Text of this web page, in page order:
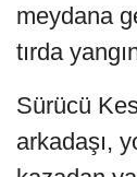
meydana
tırda
Sürücü
arkadaşı,